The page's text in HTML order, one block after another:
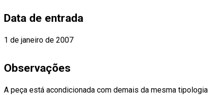
Data de entrada
1 de janeiro de 2007
Observações
A peça está acondicionada com demais da mesma tipologia